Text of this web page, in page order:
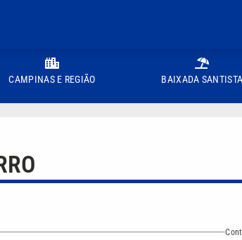
CAMPINAS E REGIÃO BAIXADA SANTISTA